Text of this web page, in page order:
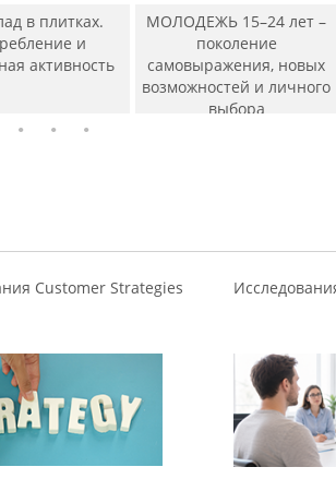
в плитках.
и
активность
МОЛОДЕЖЬ 15–24 лет –
поколение
самовыражения, новых
возможностей и личного
выбора
Customer Strategies